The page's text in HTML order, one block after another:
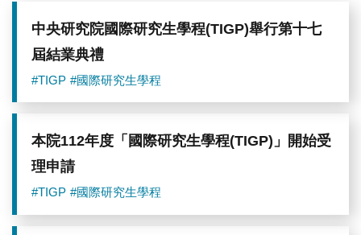
中央研究院國際研究生學程(TIGP)舉行第十七
屆結業典禮
#TIGP #國際研究生學程
本院112年度「國際研究生學程(TIGP)」開始受
理申請
#TIGP #國際研究生學程